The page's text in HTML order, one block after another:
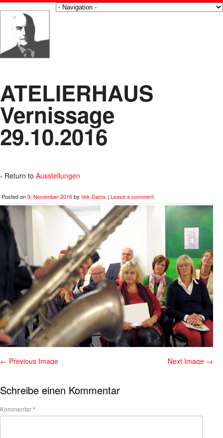
ATELIERHAUS
Vernissage
29.10.2016
‹ Return to Ausstellungen
Posted on9. November 2016by Vok Dams | Leave a comment
← Previous Image Next Image →
Schreibe einen Kommentar
Kommentar*